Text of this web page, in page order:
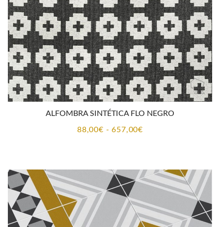
ALFOMBRA SINTÉTICA FLO NEGRO
88,00€ - 657,00€Rango
desde
88,00€
657,00€